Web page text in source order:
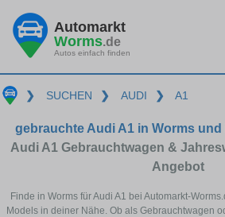
Automarkt
Worms.de
Autos einfach finden
❯ SUCHEN ❯ AUDI ❯ A1
gebrauchte Audi A1 in Worms
Audi A1 Gebrauchtwagen &
Angebot
Finde in Worms für Audi A1 bei Automarkt-
Models in deiner Nähe. Ob als Gebrauchtwagen